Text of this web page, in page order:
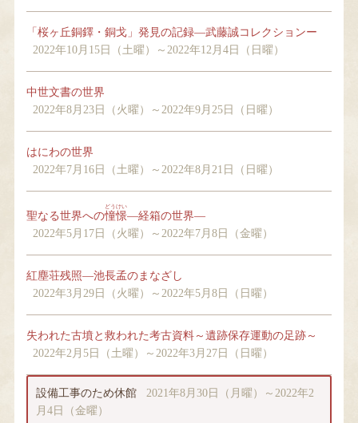
「桜ヶ丘銅鐸・銅戈」発見の記録―武藤誠コレクションー
2022年10月15日（土曜）～2022年12月4日（日曜）
中世文書の世界
2022年8月23日（火曜）～2022年9月25日（日曜）
はにわの世界
2022年7月16日（土曜）～2022年8月21日（日曜）
聖なる世界への憧憬
どうけい
―経箱の世界―
2022年5月17日（火曜）～2022年7月8日（金曜）
紅塵荘残照―池長孟のまなざし
2022年3月29日（火曜）～2022年5月8日（日曜）
失われた古墳と救われた考古資料～遺跡保存運動の足跡～
2022年2月5日（土曜）～2022年3月27日（日曜）
設備工事のため休館
2021年8月30日（月曜）～2022年2
月4日（金曜）